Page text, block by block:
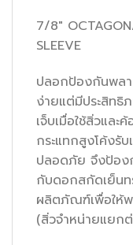
7/8″
SLEEVE
ปลอกป้องกันพลา
ง่ายแต่มีประสิทธิ
เจ็บเมื่อใช้สิ่วแล
กระแทกสูงโค้งรั
ปลอดภัย จึงป้องกั
กับดอกสกัดเย็นท
ผลิตภัณฑ์เพื่อให้
(สิ่วจำหน่ายแยก